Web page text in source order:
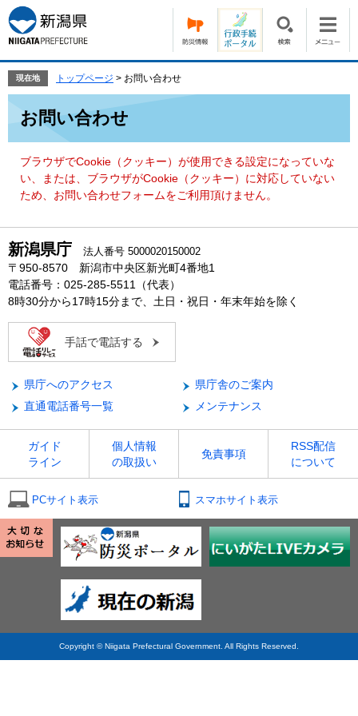
ー
ジ
の
頭
す。
ニ
ュ
ー
飛
て
現在地 トップページ > お問い合わせ
お問い合わせ
ブラウザでCookie（クッキー）が使用できる設定になっていな
い、または、ブラウザがCookie（クッキー）に対応していない
ため、お問い合わせフォームをご利用頂けません。
新潟県庁 法人番号 5000020150002
〒950-8570 新潟市中央区新光町4番地1
電話番号：025-285-5511（代表）
8時30分から17時15分まで、土日・祝日・年末年始を除く
手話で電話する
県庁へのアクセス
県庁舎のご案内
直通電話番号一覧
メンテナンス
ガイド
ライン
個人情報
の取扱い
免責事項
RSS配信
について
PCサイト表示 スマホサイト表示
Copyright © Niigata Prefectural Government. All Rights Reserved.